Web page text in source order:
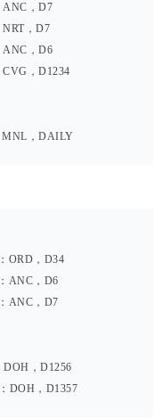
ANC，D7
，D7
ANC，D6
，D1234
MNL，DAILY
ORD，D34
ANC，D6
ANC，D7
，D1256
DOH，D1357